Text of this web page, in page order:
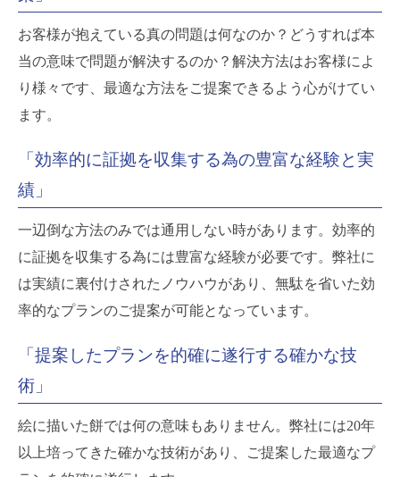
お客様が抱えている真の問題は何なのか？どうすれば本
当の意味で問題が解決するのか？解決方法はお客様によ
り様々です、最適な方法をご提案できるよう心がけてい
ます。
「効率的に証拠を収集する為の豊富な経験と実
績」
一辺倒な方法のみでは通用しない時があります。効率的
に証拠を収集する為には豊富な経験が必要です。弊社に
は実績に裏付けされたノウハウがあり、無駄を省いた効
率的なプランのご提案が可能となっています。
「提案したプランを的確に遂行する確かな技
術」
絵に描いた餅では何の意味もありません。弊社には20年
以上培ってきた確かな技術があり、ご提案した最適なプ